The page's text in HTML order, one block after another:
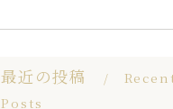
最近の投稿
Posts